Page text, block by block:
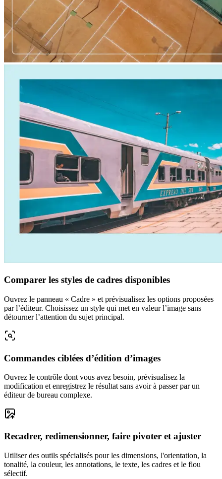
Comparer les styles de cadres disponibles
Ouvrez le panneau « Cadre » et prévisualisez les options proposées
par l’éditeur. Choisissez un style qui met en valeur l’image sans
détourner l’attention du sujet principal.
Commandes ciblées d’édition d’images
Ouvrez le contrôle dont vous avez besoin, prévisualisez la
modification et enregistrez le résultat sans avoir à passer par un
éditeur de bureau complexe.
Recadrer, redimensionner, faire pivoter et ajuster
Utiliser des outils spécialisés pour les dimensions, l'orientation, la
tonalité, la couleur, les annotations, le texte, les cadres et le flou
sélectif.